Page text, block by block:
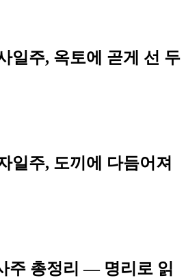
일주, 옥토에 곧게 선 두
일주, 도끼에 다듬어져
주 총정리 — 명리로 읽